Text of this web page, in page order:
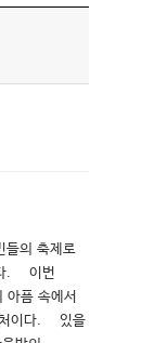
들의 축제로
다. 이번
픔 속에서
처이다. 있을